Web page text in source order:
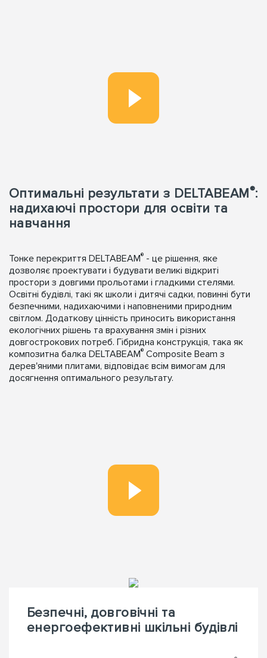
Оптимальні результати з DELTABEAM®:
надихаючі простори для освіти та
навчання
Тонке перекриття DELTABEAM® - це рішення, яке
дозволяє проектувати і будувати великі відкриті
простори з довгими прольотами і гладкими стелями.
Освітні будівлі, такі як школи і дитячі садки, повинні бути
безпечними, надихаючими і наповненими природним
світлом. Додаткову цінність приносить використання
екологічних рішень та врахування змін і різних
довгострокових потреб. Гібридна конструкція, така як
композитна балка DELTABEAM® Composite Beam з
дерев'яними плитами, відповідає всім вимогам для
досягнення оптимального результату.
Безпечні, довговічні та
енергоефективні шкільні будівлі